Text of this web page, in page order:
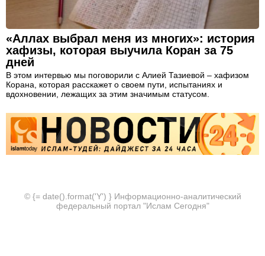
«Аллах выбрал меня из многих»: история
хафизы, которая выучила Коран за 75
дней
В этом интервью мы поговорили с Алией Тазиевой – хафизом
Корана, которая расскажет о своем пути, испытаниях и
вдохновении, лежащих за этим значимым статусом.
© {= date().format('Y') } Информационно-аналитический
федеральный портал "Ислам Сегодня"